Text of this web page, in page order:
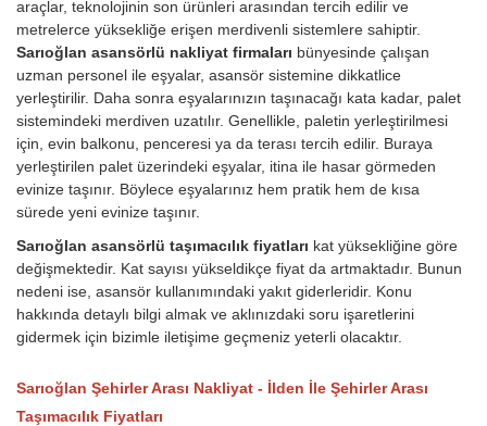
araçlar, teknolojinin son ürünleri arasından tercih edilir ve
metrelerce yüksekliğe erişen merdivenli sistemlere sahiptir.
Sarıoğlan asansörlü nakliyat firmaları bünyesinde çalışan
uzman personel ile eşyalar, asansör sistemine dikkatlice
yerleştirilir. Daha sonra eşyalarınızın taşınacağı kata kadar, palet
sistemindeki merdiven uzatılır. Genellikle, paletin yerleştirilmesi
için, evin balkonu, penceresi ya da terası tercih edilir. Buraya
yerleştirilen palet üzerindeki eşyalar, itina ile hasar görmeden
evinize taşınır. Böylece eşyalarınız hem pratik hem de kısa
sürede yeni evinize taşınır.
Sarıoğlan asansörlü taşımacılık fiyatları kat yüksekliğine göre
değişmektedir. Kat sayısı yükseldikçe fiyat da artmaktadır. Bunun
nedeni ise, asansör kullanımındaki yakıt giderleridir. Konu
hakkında detaylı bilgi almak ve aklınızdaki soru işaretlerini
gidermek için bizimle iletişime geçmeniz yeterli olacaktır.
Sarıoğlan Şehirler Arası Nakliyat - İlden İle Şehirler Arası
Taşımacılık Fiyatları